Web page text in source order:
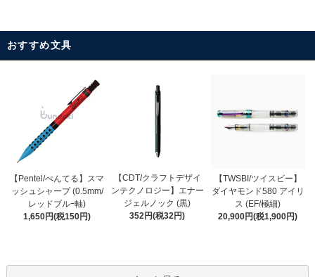
おすすめ文具
【Pentel/ぺんてる】スマ
ッシュシャープ (0.5mm/
レッドブルｰ軸)
1,650円(税150円)
【CDT/クラフトデザイ
ンテクノロジー】エナー
ジェルノック (黒)
352円(税32円)
【TWSBI/ツイスビー】
ダイヤモンド580 アイリ
ス (EF/極細)
20,900円(税1,900円)